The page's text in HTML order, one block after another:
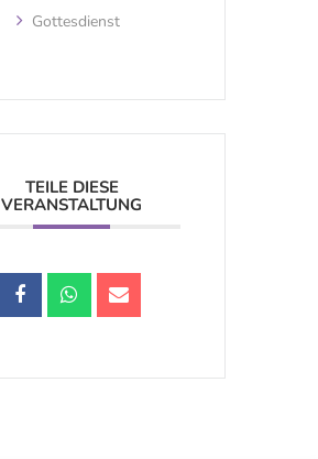
Gottesdienst
TEILE DIESE
VERANSTALTUNG